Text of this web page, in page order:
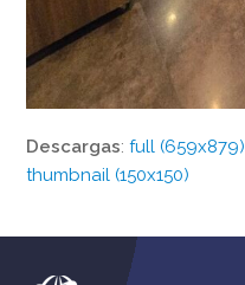
Descargas:full (659x879)
thumbnail (150x150)